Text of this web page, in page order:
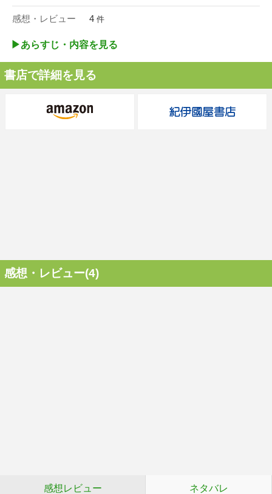
感想・レビュー 4 件
▶︎あらすじ・内容を見る
書店で詳細を見る
感想・レビュー(4)
感想レビュー ネタバレ